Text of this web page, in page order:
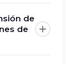
de
de